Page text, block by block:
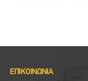
ΕΠΙΚΟΙΝΩΝΙΑ